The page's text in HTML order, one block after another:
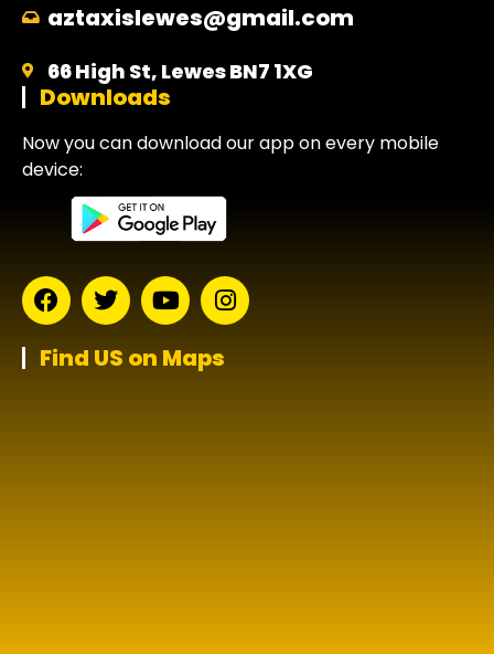
aztaxislewes@gmail.com
66 High St, Lewes BN7 1XG
Downloads
Now you can download our app on every mobile
device:
Find US on Maps